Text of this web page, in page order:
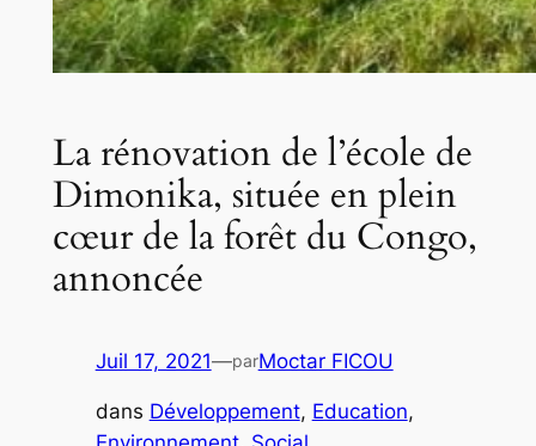
La rénovation de l’école de
Dimonika, située en plein
cœur de la forêt du Congo,
annoncée
Juil 17, 2021—parMoctar FICOU
dans Développement, Education